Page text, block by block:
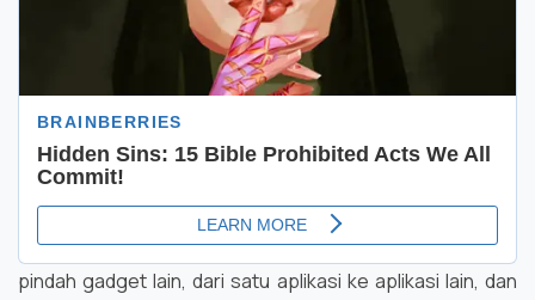
pindah gadget lain, dari satu aplikasi ke aplikasi lain, dan